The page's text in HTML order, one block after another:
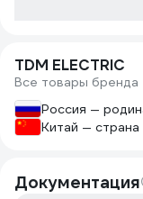
TDM ELECTRIC
Все товары бренда
Россия —
Китай — страна
Документация